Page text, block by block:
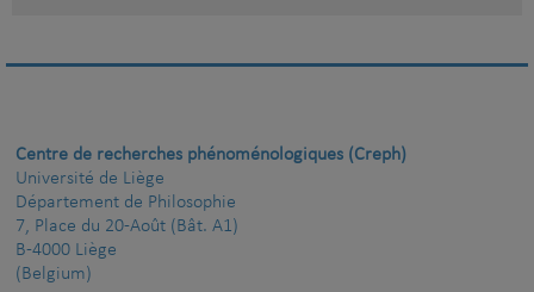
Centre de recherches phénoménologiques (Creph)
Université de Liège
Département de Philosophie
7, Place du 20-Août (Bât. A1)
B-4000 Liège
(Belgium)